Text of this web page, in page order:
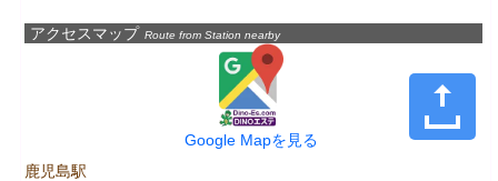
アクセスマップ Route from Station nearby
Google Mapを見る
鹿児島駅